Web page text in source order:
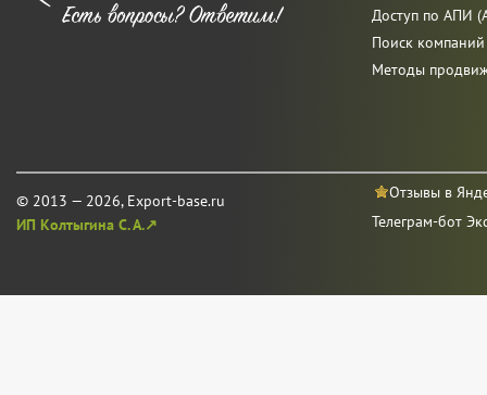
© 2013 — 2026, Export-base.ru
ИП Колтыгина С. А.↗
Доступ по АПИ
Поиск
Методы
Отзывы в
Телеграм-бот